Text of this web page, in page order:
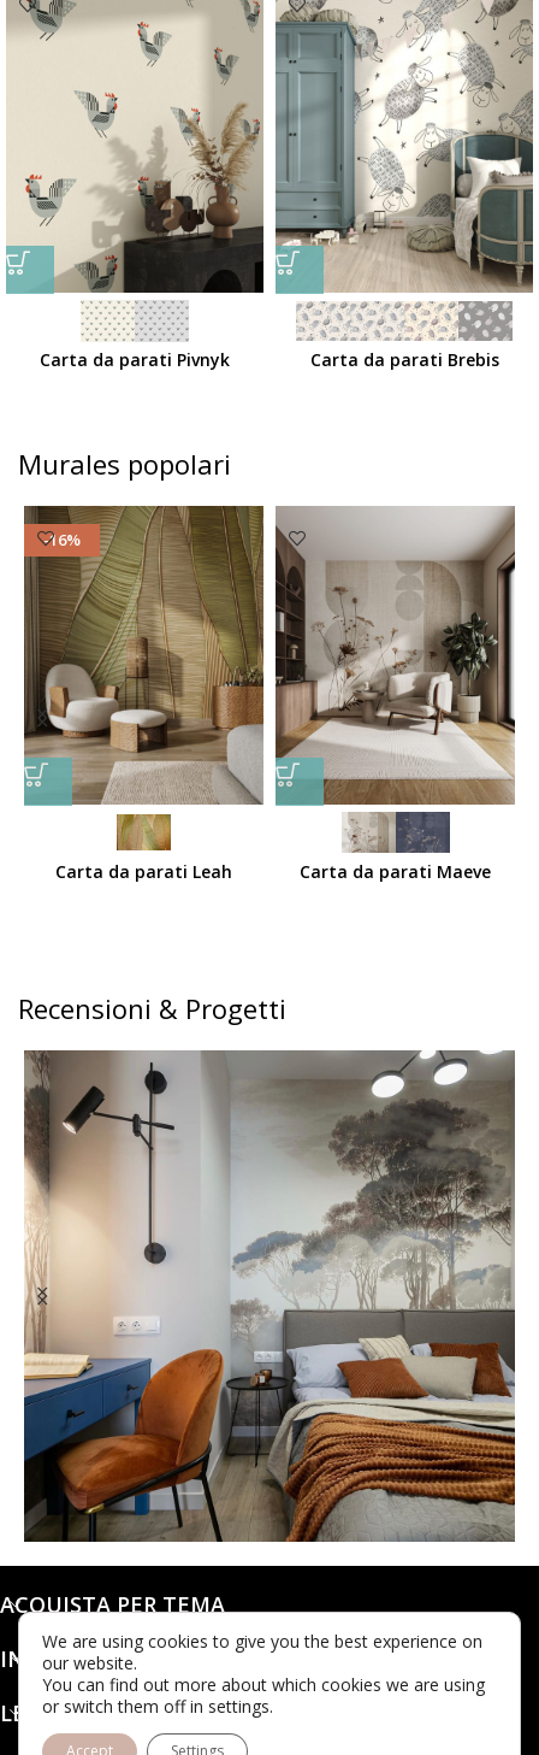
Carta da parati Pivnyk Carta da parati Brebis
Murales popolari
-16%
Carta da parati Leah Carta da parati Maeve
Recensioni & Progetti
@dashaleo_
ACQUISTA PER TEMA
INFO
LEGALE
We are using cookies to give you the best experience on
our website.
You can find out more about which cookies we are using
or switch them off in settings.
Accept Settings